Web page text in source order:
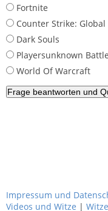
Fortnite
Counter Strike:
Dark Souls
Playersunknown
World Of Warcraft
Impressum und
Videos und Witze | Witze